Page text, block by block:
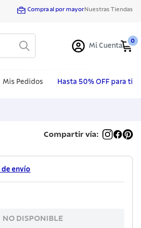
Compra al por mayorNuestras Tiendas
Mi Cuenta
0
Mis Pedidos Hasta 50% OFF para ti
Compartir vía:
envío
NO DISPONIBLE